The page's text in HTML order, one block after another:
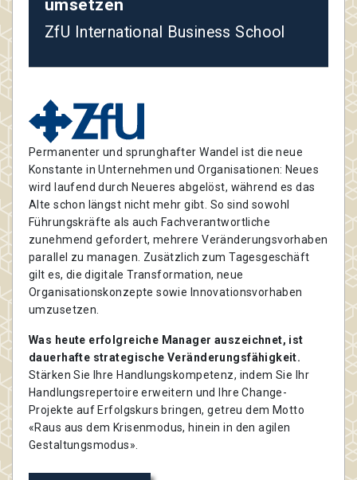
umsetzen
ZfU International Business School
Permanenter und sprunghafter Wandel ist die neue
Konstante in Unternehmen und Organisationen: Neues
wird laufend durch Neueres abgelöst, während es das
Alte schon längst nicht mehr gibt. So sind sowohl
Führungskräfte als auch Fachverantwortliche
zunehmend gefordert, mehrere Veränderungsvorhaben
parallel zu managen. Zusätzlich zum Tagesgeschäft
gilt es, die digitale Transformation, neue
Organisationskonzepte sowie Innovationsvorhaben
umzusetzen.
Was heute erfolgreiche Manager auszeichnet, ist
dauerhafte strategische Veränderungsfähigkeit.
Stärken Sie Ihre Handlungskompetenz, indem Sie Ihr
Handlungsrepertoire erweitern und Ihre Change-
Projekte auf Erfolgskurs bringen, getreu dem Motto
«Raus aus dem Krisenmodus, hinein in den agilen
Gestaltungsmodus».